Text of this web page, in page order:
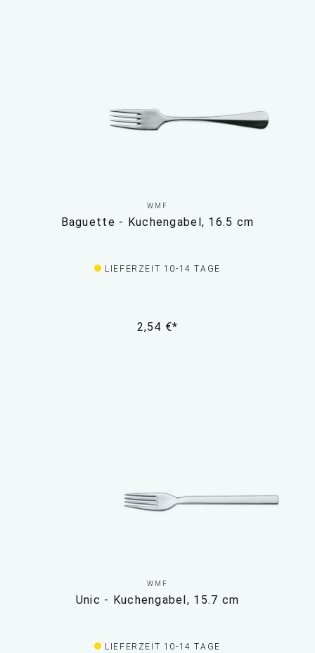
WMF
Baguette - Kuchengabel, 16.5 cm
LIEFERZEIT 10-14 TAGE
2,54 €*
WMF
Unic - Kuchengabel, 15.7 cm
LIEFERZEIT 10-14 TAGE